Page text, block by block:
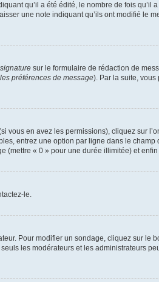
qu’il a été édité, le nombre de fois qu’il
une note indiquant qu’ils ont modifié le
sur le formulaire de rédaction de
préférences de message). Par la suite, vous
vous en avez les permissions), cliquez sur
entrez une option par ligne dans le
« 0 » pour une durée illimitée) et
le.
Pour modifier un sondage, cliquez sur le
les modérateurs et les administrateurs